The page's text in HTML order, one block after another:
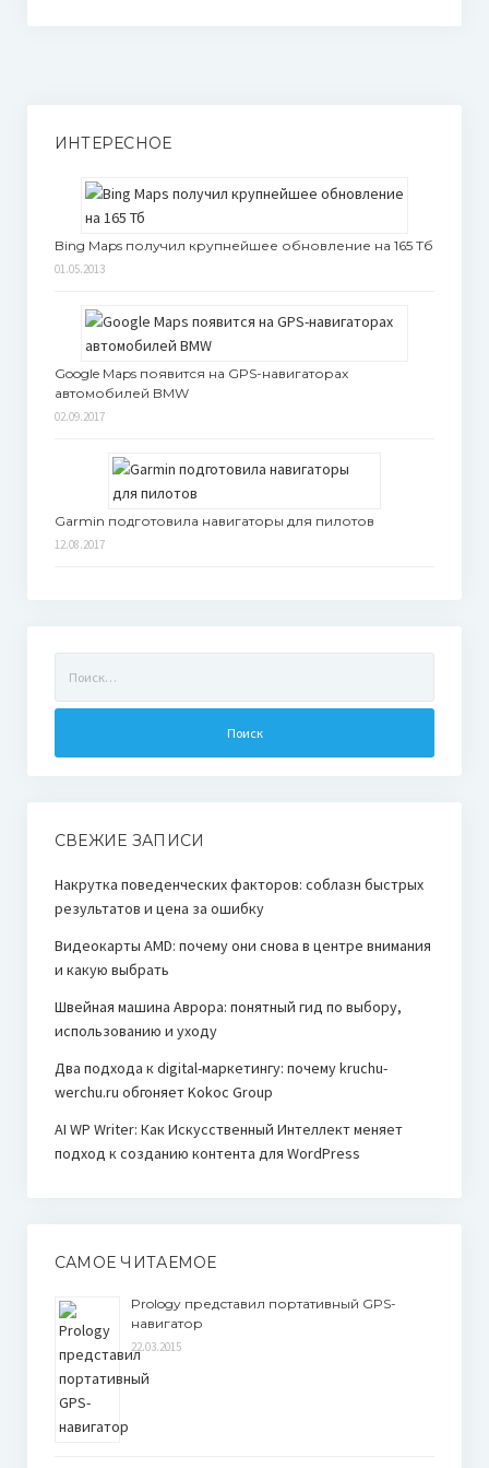
ИНТЕРЕСНОЕ
Bing Maps получил крупнейшее обновление на 165 Тб
01.05.2013
Google Maps появится на GPS-навигаторах
автомобилей BMW
02.09.2017
Garmin подготовила навигаторы для пилотов
12.08.2017
СВЕЖИЕ ЗАПИСИ
Накрутка поведенческих факторов: соблазн быстрых
результатов и цена за ошибку
Видеокарты AMD: почему они снова в центре внимания
и какую выбрать
Швейная машина Аврора: понятный гид по выбору,
использованию и уходу
Два подхода к digital-маркетингу: почему kruchu-
werchu.ru обгоняет Kokoc Group
AI WP Writer: Как Искусственный Интеллект меняет
подход к созданию контента для WordPress
САМОЕ ЧИТАЕМОЕ
Prology представил портативный GPS-
навигатор
22.03.2015